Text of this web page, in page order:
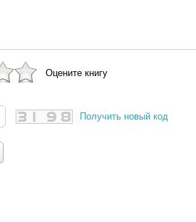
Оцените книгу
Получить новый код